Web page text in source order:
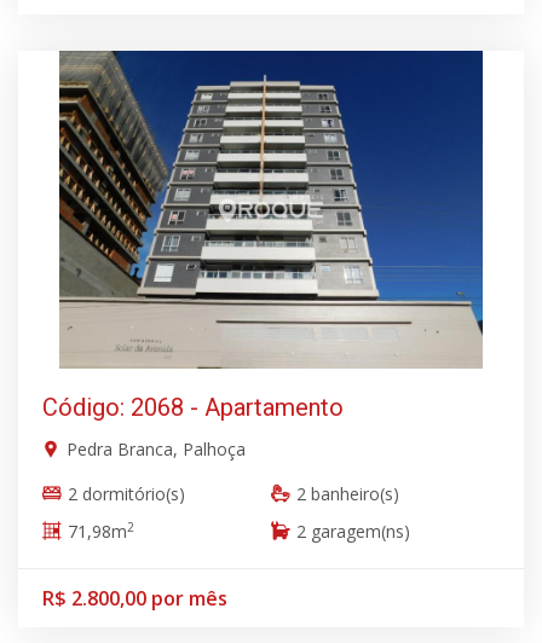
Código: 2068 - Apartamento
Pedra Branca, Palhoça
2 dormitório(s)
2 banheiro(s)
71,98m2 2 garagem(ns)
R$ 2.800,00 por mês